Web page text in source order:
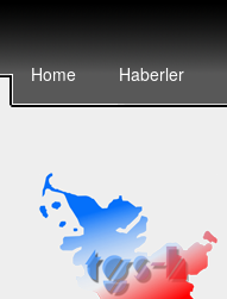
Home Haberler